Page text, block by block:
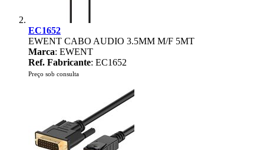
EC1652
EWENT CABO AUDIO 3.5MM M/F 5MT
Marca: EWENT
Ref. Fabricante: EC1652
Preço sob consulta